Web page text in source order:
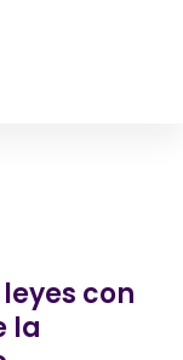
con
la